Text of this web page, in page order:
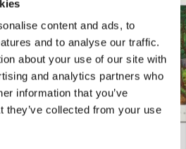
content and ads, to
and to analyse our traffic.
about your use of our site with
and analytics partners who
information that you’ve
they’ve collected from your use